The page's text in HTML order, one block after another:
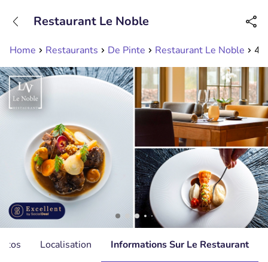
Disponible jusqu'à 23:00 heures
Home Restaurants De Pinte Restaurant Le Noble 4-
Restaurant Le Noble
Localisation Informations Sur Le Restaurant